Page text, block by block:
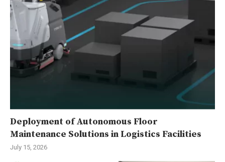
Deployment of Autonomous Floor
Maintenance Solutions in Logistics Facilities
July 15, 2026